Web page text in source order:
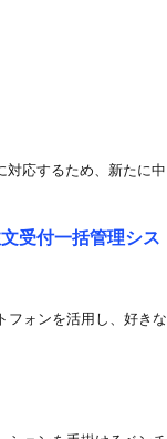
対応するため、新たに中
受付一括管理シス
フォンを活用し、好きな